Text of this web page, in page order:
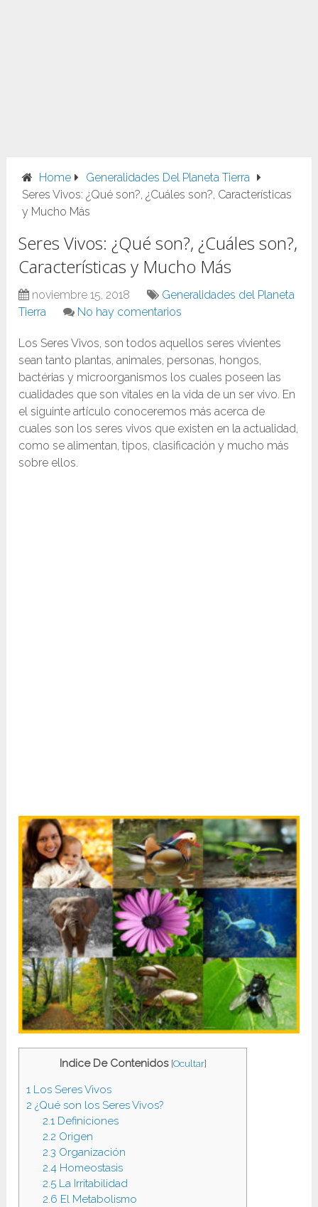
Home
Generalidades Del Planeta Tierra
Seres Vivos: ¿Qué son?, ¿Cuáles son?, Características
y Mucho Más
Seres Vivos: ¿Qué son?, ¿Cuáles son?,
Características y Mucho Más
noviembre 15, 2018
Generalidades del Planeta
Tierra
No hay comentarios
Los Seres Vivos, son todos aquellos seres vivientes
sean tanto plantas, animales, personas, hongos,
bactérias y microorganismos los cuales poseen las
cualidades que son vitales en la vida de un ser vivo. En
el siguinte artículo conoceremos más acerca de
cuales son los seres vivos que existen en la actualidad,
como se alimentan, tipos, clasificación y mucho más
sobre ellos.
Indice De Contenidos [Ocultar]
1 Los Seres Vivos
2 ¿Qué son los Seres Vivos?
2.1Definiciones
2.2 Origen
2.3 Organización
2.4Homeostasis
2.5La Irritabilidad
2.6 El Metabolismo